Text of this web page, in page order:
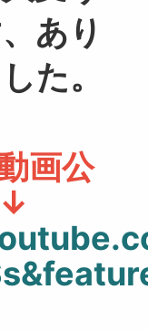
あり
た。
画公